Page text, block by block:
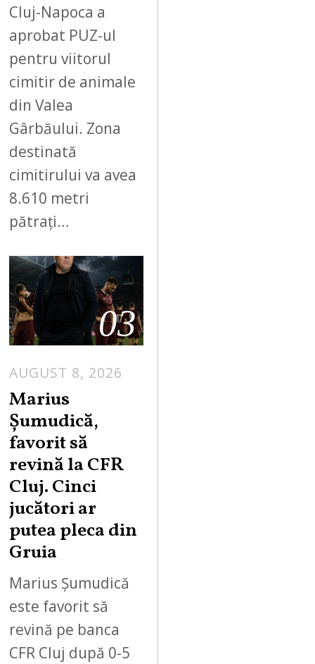
Cluj-Napoca a
aprobat PUZ-ul
pentru viitorul
cimitir de animale
din Valea
Gârbăului. Zona
destinată
cimitirului va avea
8.610 metri
pătrați…
03
AUGUST 8, 2026
Marius
Șumudică,
favorit să
revină la CFR
Cluj. Cinci
jucători ar
putea pleca din
Gruia
Marius Șumudică
este favorit să
revină pe banca
CFR Cluj după 0-5